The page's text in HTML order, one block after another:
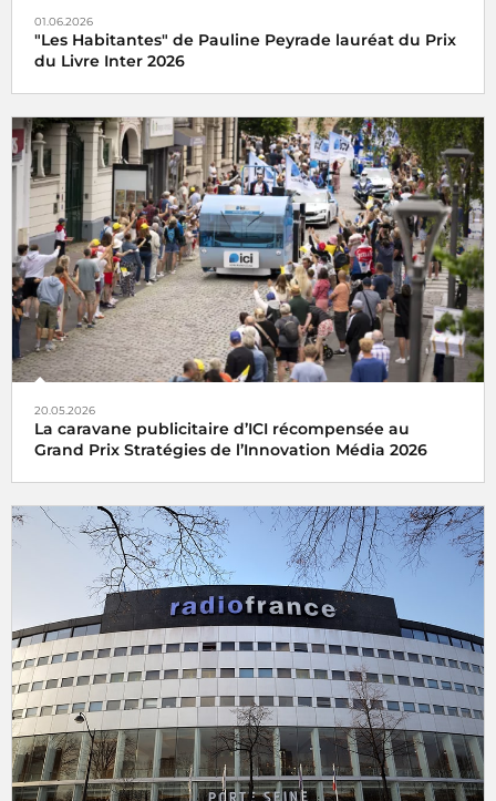
01.06.2026
"Les Habitantes" de Pauline Peyrade lauréat du Prix
du Livre Inter 2026
20.05.2026
La caravane publicitaire d’ICI récompensée au
Grand Prix Stratégies de l’Innovation Média 2026